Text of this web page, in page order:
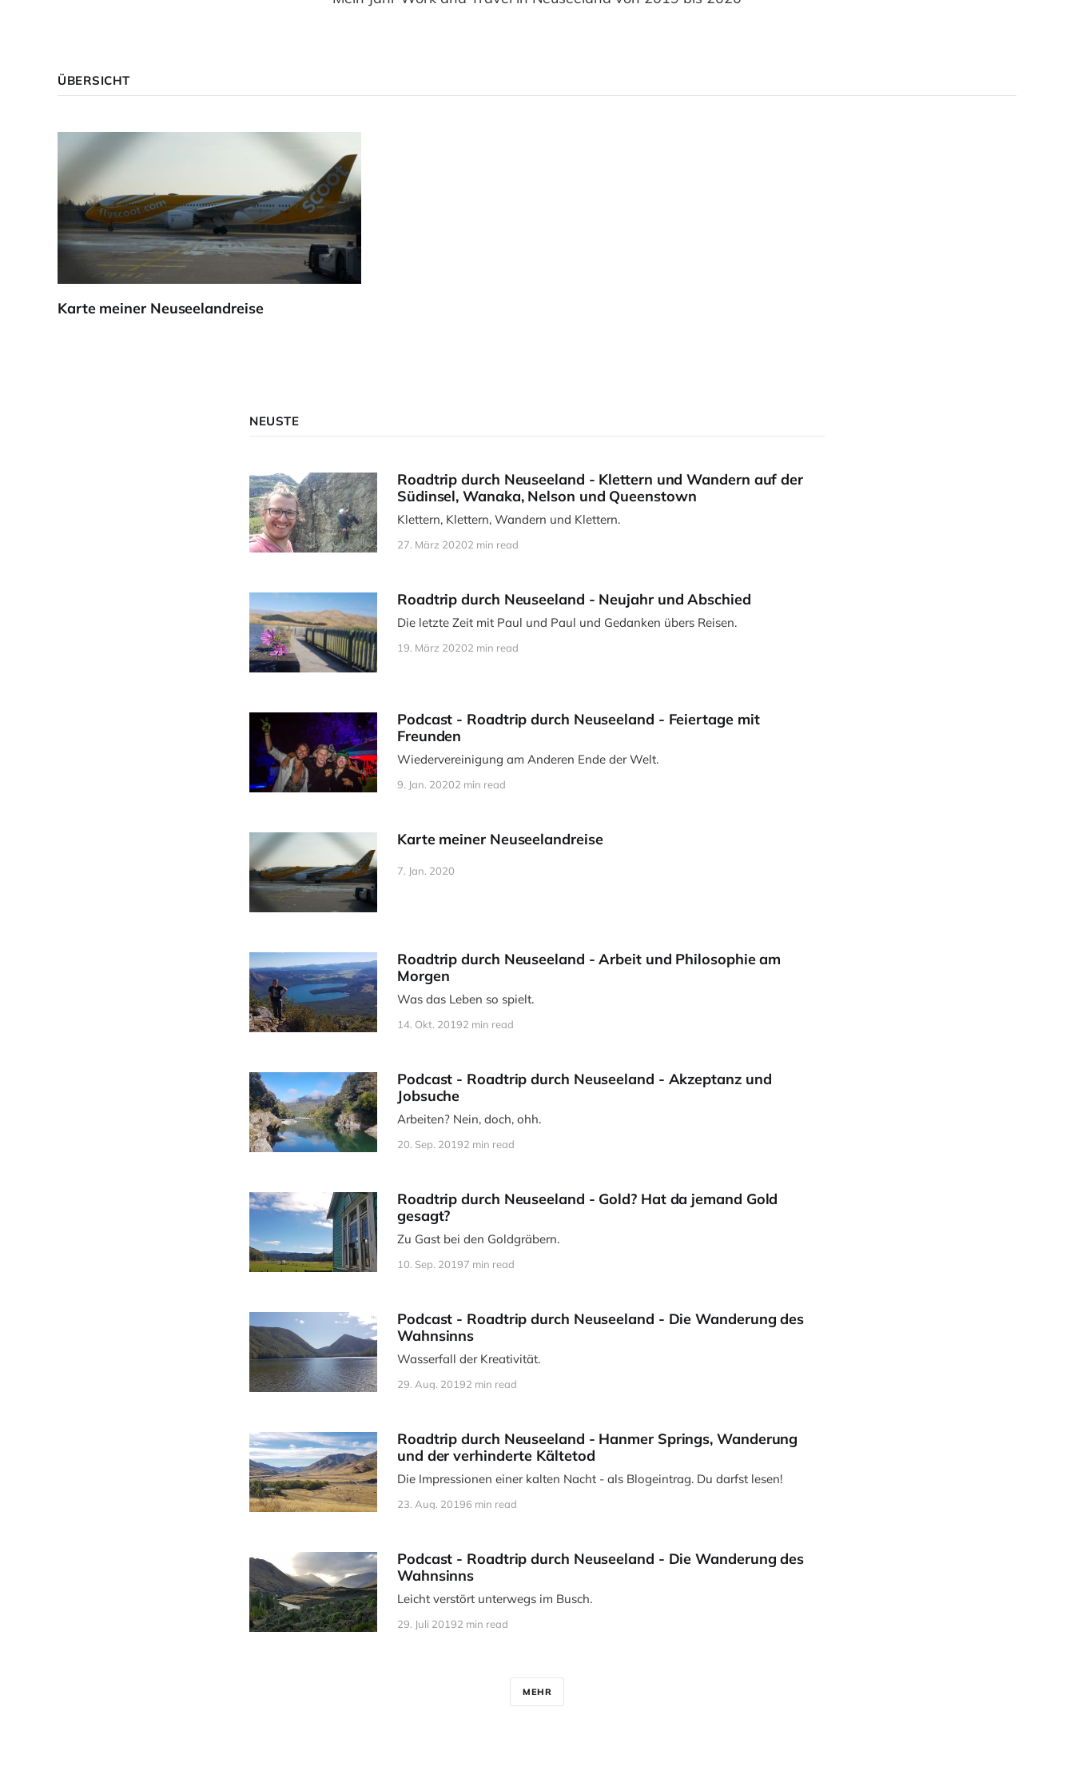
ÜBERSICHT
Karte meiner Neuseelandreise
NEUSTE
Roadtrip durch Neuseeland - Klettern und Wandern auf der
Südinsel, Wanaka, Nelson und Queenstown
Klettern, Klettern, Wandern und Klettern.
27. März 20202 min read
Roadtrip durch Neuseeland - Neujahr und Abschied
Die letzte Zeit mit Paul und Paul und Gedanken übers Reisen.
19. März 20202 min read
Podcast - Roadtrip durch Neuseeland - Feiertage mit
Freunden
Wiedervereinigung am Anderen Ende der Welt.
9. Jan. 20202 min read
Karte meiner Neuseelandreise
7. Jan. 2020
Roadtrip durch Neuseeland - Arbeit und Philosophie am
Morgen
Was das Leben so spielt.
14. Okt. 20192 min read
Podcast - Roadtrip durch Neuseeland - Akzeptanz und
Jobsuche
Arbeiten? Nein, doch, ohh.
20. Sep. 20192 min read
Roadtrip durch Neuseeland - Gold? Hat da jemand Gold
gesagt?
Zu Gast bei den Goldgräbern.
10. Sep. 20197 min read
Podcast - Roadtrip durch Neuseeland - Die Wanderung des
Wahnsinns
Wasserfall der Kreativität.
29. Aug. 20192 min read
Roadtrip durch Neuseeland - Hanmer Springs, Wanderung
und der verhinderte Kältetod
Die Impressionen einer kalten Nacht - als Blogeintrag. Du darfst lesen!
23. Aug. 20196 min read
Podcast - Roadtrip durch Neuseeland - Die Wanderung des
Wahnsinns
Leicht verstört unterwegs im Busch.
29. Juli 20192 min read
MEHR